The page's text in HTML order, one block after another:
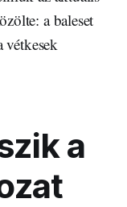
a baleset
vétkesek
a